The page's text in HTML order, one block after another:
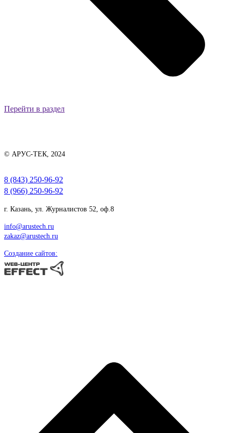
Перейти в раздел
© АРУС-ТЕК, 2024
8 (843) 250-96-92
8 (966) 250-96-92
г. Казань, ул. Журналистов 52, оф.8
info@arustech.ru
zakaz@arustech.ru
Создание сайтов: